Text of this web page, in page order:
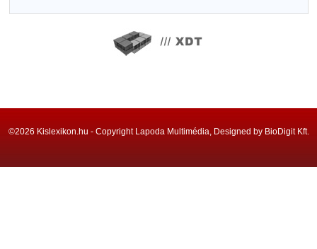
©2026 Kislexikon.hu - Copyright Lapoda Multimédia, Designed by BioDigit Kft.